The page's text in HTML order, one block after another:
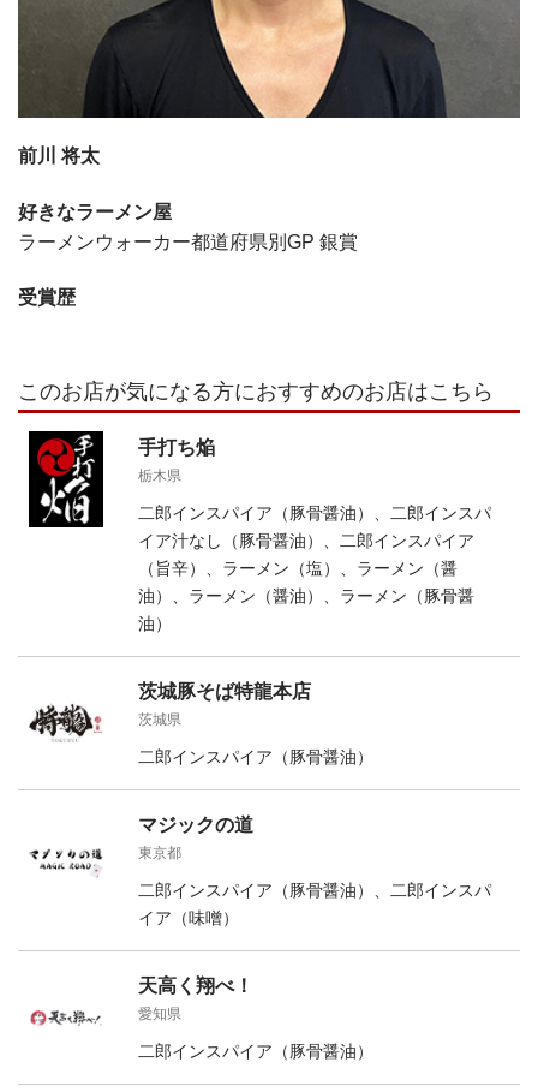
前川 将太
好きなラーメン屋
ラーメンウォーカー都道府県別GP 銀賞
受賞歴
このお店が気になる方におすすめのお店はこちら
手打ち焔
栃木県
二郎インスパイア（豚骨醤油）、二郎インスパ
イア汁なし（豚骨醤油）、二郎インスパイア
（旨辛）、ラーメン（塩）、ラーメン（醤
油）、ラーメン（醤油）、ラーメン（豚骨醤
油）
茨城豚そば特龍本店
茨城県
二郎インスパイア（豚骨醤油）
マジックの道
東京都
二郎インスパイア（豚骨醤油）、二郎インスパ
イア（味噌）
天高く翔べ！
愛知県
二郎インスパイア（豚骨醤油）